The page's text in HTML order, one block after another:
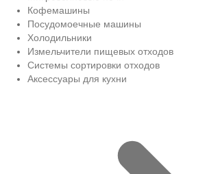
Кофемашины
Посудомоечные машины
Холодильники
Измельчители пищевых отходов
Системы сортировки отходов
Аксессуары для кухни